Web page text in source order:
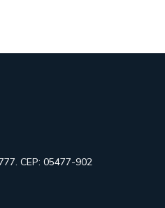
CEP: 05477-902